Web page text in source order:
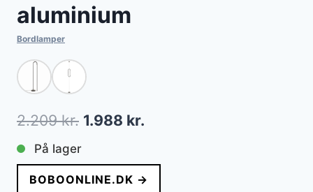
aluminium
Bordlamper
2.209kr. Den
pris
1.988 kr.
pris
På lager
BOBOONLINE.DK →